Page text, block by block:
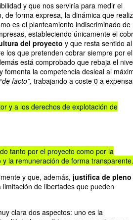
y que nos serviría para medir el
de forma expresa, la dinámica que
es el planteamiento indiscriminado de
estableciendo únicamente el
del proyecto y que resta sentido al
los que pretenden cobrar siempre por el
está comprobado que rebaja el
la competencia desleal al
“de facto”, trabajando a coste 0 a
y a los derechos de explotación de
tanto por el proyecto como por la
la remuneración de forma transparente.
y que, además, justifica de pleno
limitación de libertades que pueden
clara dos aspectos: uno es la